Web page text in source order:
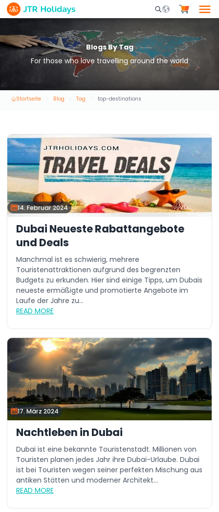
Mobile Search
Blogs By Tag
For those who love travelling around the world
Startseite Blog Tag top-destinations
14. Februar 2024
Dubai Neueste Rabattangebote
und Deals
Manchmal ist es schwierig, mehrere
Touristenattraktionen aufgrund des begrenzten
Budgets zu erkunden. Hier sind einige Tipps, um Dubais
neueste ermäßigte und promotierte Angebote im
Laufe der Jahre zu...
READ MORE
17. März 2024
Nachtleben in Dubai
Dubai ist eine bekannte Touristenstadt. Millionen von
Touristen planen jedes Jahr ihre Dubai-Urlaube. Dubai
ist bei Touristen wegen seiner perfekten Mischung aus
antiken Stätten und moderner Architekt...
READ MORE